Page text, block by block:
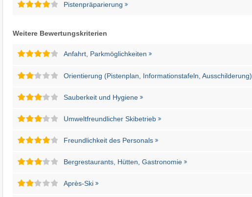
Pistenpräparierung
Weitere Bewertungskriterien
Anfahrt, Parkmöglichkeiten
Orientierung (Pistenplan, Informationstafeln, Ausschilderung)
Sauberkeit und Hygiene
Umweltfreundlicher Skibetrieb
Freundlichkeit des Personals
Bergrestaurants, Hütten, Gastronomie
Après-Ski